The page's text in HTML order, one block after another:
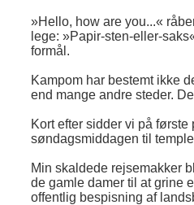
»Hello, how are you...«
lege: »Papir-sten-eller-
formål.
Kampom har bestemt ikke
end mange andre steder.
Kort efter sidder vi på
søndagsmiddagen til
Min skaldede rejsemakker
de gamle damer til at grine
offentlig bespisning af